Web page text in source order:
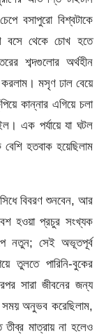
বসাপুরো বিশ্বটাকে
বসে থেকে চোখ হতে
শব্দগুলোর অর্থহীন
মসৃণ ঢাল বেয়ে
কান্নার এগিয়ে চলা
এক পর্যায়ে যা ঘটল
হতবাক হয়েছিলাম
বিবরণ শুনবেন, আর
হওয়া প্রচুর সংখ্যক
নতুন; সেই অভূতপূর্ব
তুলতে পারিনি-বুকের
সারা জীবনের জন্য
অনুভব করেছিলাম,
মাত্রায় না হলেও